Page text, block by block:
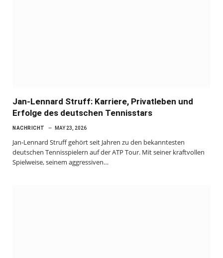
Jan-Lennard Struff: Karriere, Privatleben und
Erfolge des deutschen Tennisstars
NACHRICHT MAY 23, 2026
Jan-Lennard Struff gehört seit Jahren zu den bekanntesten
deutschen Tennisspielern auf der ATP Tour. Mit seiner kraftvollen
Spielweise, seinem aggressiven…